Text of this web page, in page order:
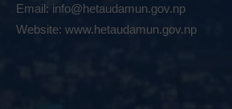
Email: info@hetaudamun.gov.np
Website: www.hetaudamun.gov.np